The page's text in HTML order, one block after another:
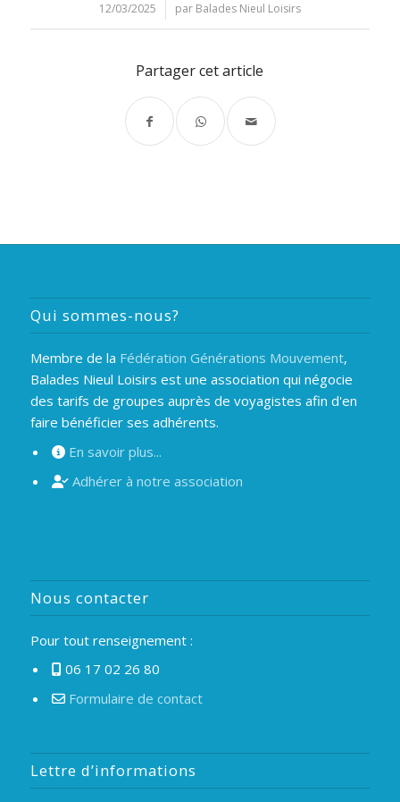
12/03/2025
/ par Balades Nieul Loisirs
Partager cet article
Qui sommes-nous?
Membre de la Fédération Générations Mouvement,
Balades Nieul Loisirs est une association qui négocie
des tarifs de groupes auprès de voyagistes afin d'en
faire bénéficier ses adhérents.
En savoir plus...
Adhérer à notre association
Nous contacter
Pour tout renseignement :
06 17 02 26 80
Formulaire de contact
Lettre d’informations